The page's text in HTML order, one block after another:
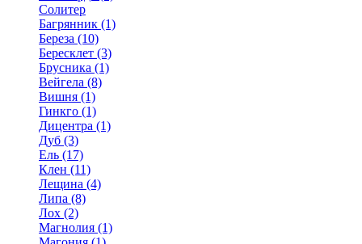
Солитер
Багрянник (1)
Береза (10)
Бересклет (3)
Брусника (1)
Вейгела (8)
Вишня (1)
Гинкго (1)
Дицентра (1)
Дуб (3)
Ель (17)
Клен (11)
Лещина (4)
Липа (8)
Лох (2)
Магнолия (1)